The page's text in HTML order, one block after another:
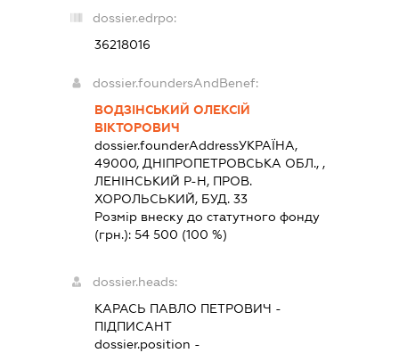
dossier.edrpo:
36218016
dossier.foundersAndBenef:
ВОДЗІНСЬКИЙ ОЛЕКСІЙ
ВІКТОРОВИЧ
dossier.founderAddressУКРАЇНА,
49000, ДНIПРОПЕТРОВСЬКА ОБЛ., ,
ЛЕНІНСЬКИЙ Р-Н, ПРОВ.
ХОРОЛЬСЬКИЙ, БУД. 33
Розмір внеску до статутного фонду
(грн.):54 500 (100 %)
dossier.heads:
КАРАСЬ ПАВЛО ПЕТРОВИЧ -
ПІДПИСАНТ
dossier.position -